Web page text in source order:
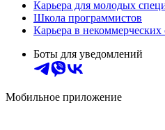
Карьера для молодых
Школа программистов
Карьера в некоммерческих
Боты для уведомлений
Мобильное приложение